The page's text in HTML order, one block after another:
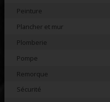
Peinture
Plancher et mur
Plomberie
Pompe
Remorque
Sécurité